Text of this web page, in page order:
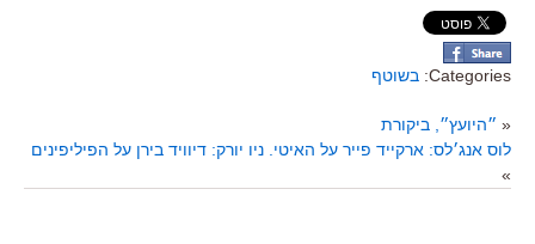
Categories: בשוטף
« ״היועץ״, ביקורת
לוס אנג׳לס: ארקייד פייר על האיטי. ניו יורק: דיוויד בירן על הפיליפינים
»